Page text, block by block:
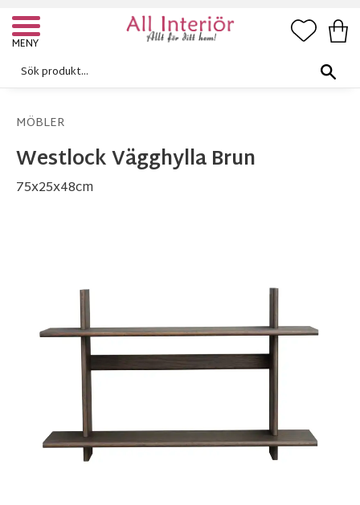
Meny
MÖBLER
Westlock Vägghylla Brun
75x25x48cm